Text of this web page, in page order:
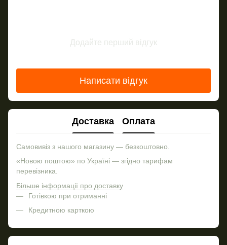
Додайте перший відгук
Написати відгук
Доставка Оплата
Самовивіз з нашого магазину — безкоштовно.
«Новою поштою» по Україні — згідно тарифам
перевізника.
Більше інформації про доставку
Готівкою при отриманні
Кредитною карткою